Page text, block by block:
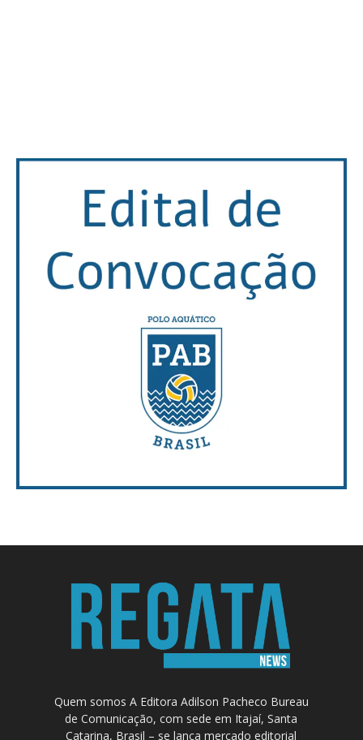
Quem somos A Editora Adilson Pacheco Bureau
de Comunicação, com sede em Itajaí, Santa
Catarina, Brasil – se lança mercado editorial